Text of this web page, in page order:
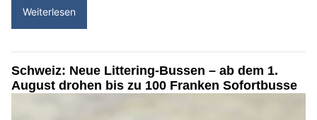
Weiterlesen
Schweiz: Neue Littering-Bussen – ab dem 1.
August drohen bis zu 100 Franken Sofortbusse